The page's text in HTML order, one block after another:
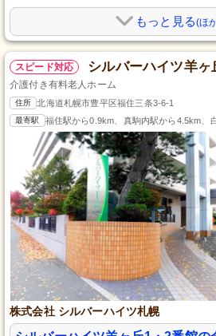
もっと見る(ほ
スピード対応 シルバーハイツ羊ヶ
介護付き有料老人ホーム
住所 北海道札幌市豊平区福住三条3-6-1
最寄駅 福住駅から0.9km、真駒内駅から4.5km、
株式会社 シルバーハイツ札幌